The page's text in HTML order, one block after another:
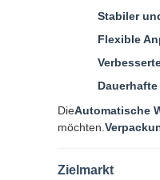
Stabiler
Flexible
DieAutomatische
möchten.
Zielmarkt